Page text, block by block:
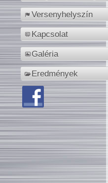
Versenyhelyszín
Kapcsolat
Galéria
Eredmények